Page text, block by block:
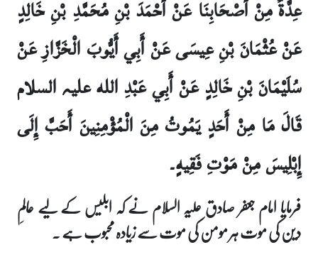
عِدَّةٌ مِنْ أَصْحَابِنَا عَنْ أَحْمَدَ بْنِ مُحَمَّدِ بْنِ خَالِدٍ
عَنْ عُثْمَانَ بْنِ عِيسَى عَنْ أَبِي أَيُّوبَ الْخَزَّازِ عَنْ
سُلَيْمَانَ بْنِ خَالِدٍ عَنْ أَبِي عَبْدِ الله علیہ السلام
قَالَ مَا مِنْ أَحَدٍ يَمُوتُ مِنَ الْمُؤْمِنِينَ أَحَبَّ إِلَى
إِبْلِيسَ مِنْ مَوْتِ فَقِيهٍ۔
فرمایا امام جعفر صادق علیہ السلام نے کہ ابلیس کے لیے عالمِ
دین کی موت ہر مومن کی موت سے زیادہ محبوب ہے ۔